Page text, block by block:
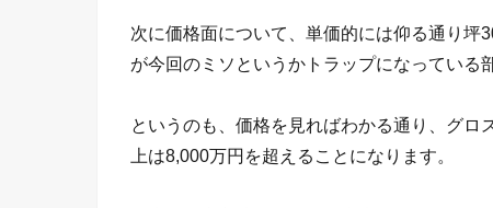
次に価格面について、単価的には仰る通り坪
が今回のミソというかトラップになっている
というのも、価格を見ればわかる通り、グロ
上は8,000万円を超えることになります。